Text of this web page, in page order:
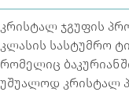
კრისტალ ჯგუფის
კლასის სასტუმრო
რომელიც
უშუალოდ კრისტალ